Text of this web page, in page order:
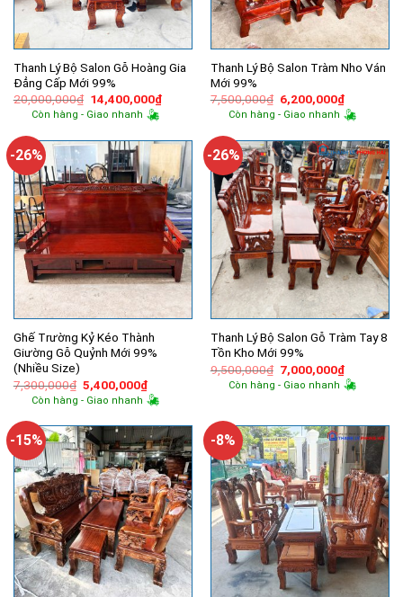
Thanh Lý Bộ Salon Gỗ Hoàng Gia
Đẳng Cấp Mới 99%
20,000,000₫ Giá
gốc
là:
14,400,000₫Giá
hiện
14,400,000₫.
Còn hàng - Giao nhanh
Thanh Lý Bộ Salon Tràm Nho Ván
Mới 99%
7,500,000₫ Giá
gốc
là:
6,200,000₫Giá
hiện
tại
Còn hàng - Giao nhanh
-26%
Ghế Trường Kỷ Kéo Thành
Giường Gỗ Quỷnh Mới 99%
(Nhiều Size)
7,300,000₫ Giá
gốc
là:
5,400,000₫Giá
hiện
tại
5,400,000₫.
Còn hàng - Giao nhanh
-26%
Thanh Lý Bộ Salon Gỗ Tràm Tay 8
Tồn Kho Mới 99%
9,500,000₫ Giá
gốc
là:
7,000,000₫Giá
hiện
tại
Còn hàng - Giao nhanh
-15% -8%